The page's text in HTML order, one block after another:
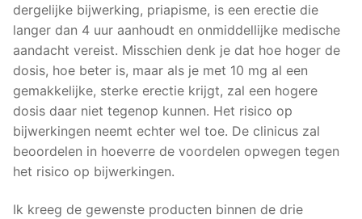
dergelijke bijwerking, priapisme, is een erectie die
langer dan 4 uur aanhoudt en onmiddellijke medische
aandacht vereist. Misschien denk je dat hoe hoger de
dosis, hoe beter is, maar als je met 10 mg al een
gemakkelijke, sterke erectie krijgt, zal een hogere
dosis daar niet tegenop kunnen. Het risico op
bijwerkingen neemt echter wel toe. De clinicus zal
beoordelen in hoeverre de voordelen opwegen tegen
het risico op bijwerkingen.
Ik kreeg de gewenste producten binnen de drie